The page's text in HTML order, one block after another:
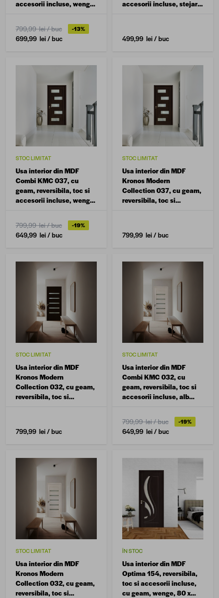
accesorii incluse, wenge,
799,99 lei/ buc -13%
699,99 lei/ buc
accesorii incluse, stejar
499,99 lei/ buc
STOC LIMITAT
Usa interior din MDF
Combi KMC 037, cu
geam, reversibila, toc si
accesorii incluse, wenge,
799,99 lei/ buc -19%
649,99 lei/ buc
STOC LIMITAT
Usa interior din MDF
Kronos Modern
Collection 037, cu geam,
reversibila, toc si
799,99 lei/ buc
STOC LIMITAT
Usa interior din MDF
Kronos Modern
Collection 032, cu geam,
reversibila, toc si
799,99 lei/ buc
STOC LIMITAT
Usa interior din MDF
Combi KMC 032, cu
geam, reversibila, toc si
accesorii incluse, alb
799,99 lei/ buc -19%
649,99 lei/ buc
STOC LIMITAT
Usa interior din MDF
Kronos Modern
Collection 032, cu geam,
reversibila, toc si
ÎN STOC
Usa interior din MDF
Optima 154, reversibila,
toc si accesorii incluse,
cu geam, wenge, 80 x